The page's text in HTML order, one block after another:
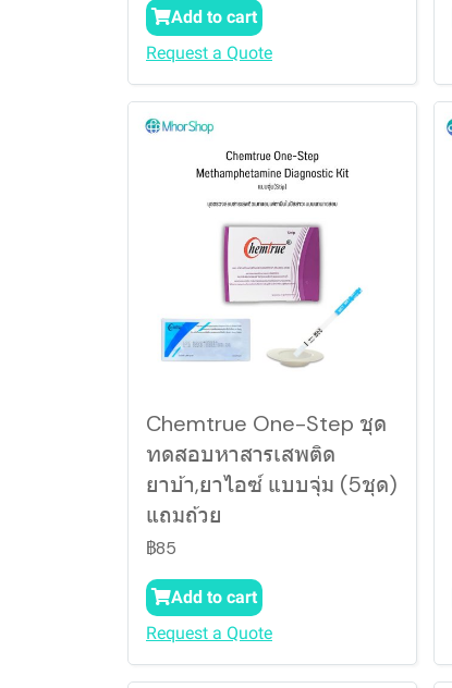
Add to cart
Request a Quote
Chemtrue One-Step ชุด
ทดสอบหาสารเสพติด
ยาบ้า,ยาไอซ์ แบบจุ่ม (5ชุด)
แถมถ้วย
฿85
Add to cart
Request a Quote